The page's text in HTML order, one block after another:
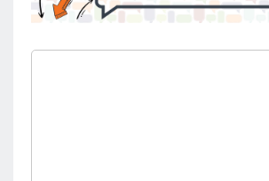
نظر را دارید می توانید بهفروشگاه